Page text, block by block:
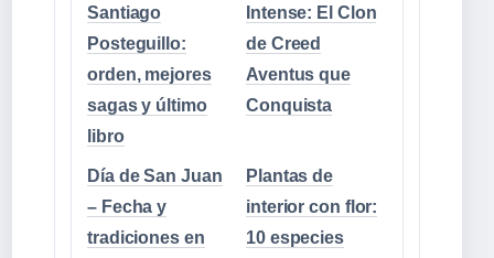
Santiago
Posteguillo:
orden, mejores
sagas y último
libro
Intense: El Clon
de Creed
Aventus que
Conquista
Día de San Juan
– Fecha y
tradiciones en
Plantas de
interior con flor:
10 especies